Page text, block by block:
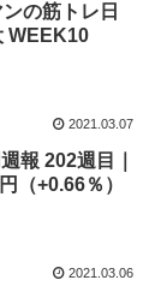
の筋トレ日
WEEK10
2021.03.07
報 202週目｜
（+0.66％）
2021.03.06